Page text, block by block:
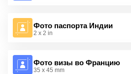
Фото паспорта Индии
2 x 2 in
Фото визы во Францию
35 x 45 mm